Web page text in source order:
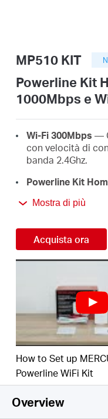
MP510 KIT
Powerline Kit
1000Mbps e
Wi-Fi 300Mbps —
con velocità di
banda 2.4Ghz.
Powerline Kit
elettrico pre-
Porta Gigabit LAN
porta gigabit
dispositivi cablati
console di gioco.
Plug & Play—
configurazione
Espandi la rete—
aggiungendo
Mostra di più
Acquista ora
How to Set up
Powerline WiFi Kit
Overview